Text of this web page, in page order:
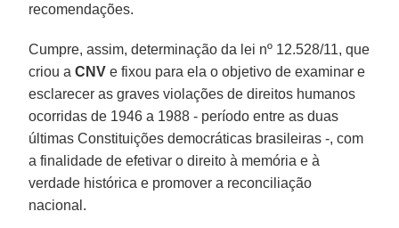
recomendações.
Cumpre, assim, determinação da lei nº 12.528/11, que
criou aCNV e fixou para ela o objetivo de examinar e
esclarecer as graves violações de direitos humanos
ocorridas de 1946 a 1988 - período entre as duas
últimas Constituições democráticas brasileiras -, com
a finalidade de efetivar o direito à memória e à
verdade histórica e promover a reconciliação
nacional.